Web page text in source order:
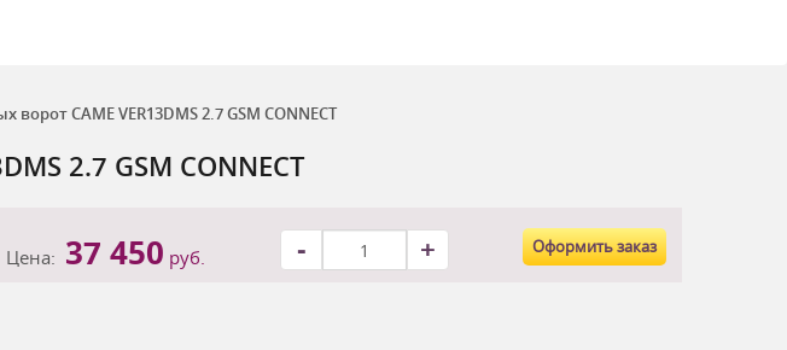
CAME VER13DMS 2.7 GSM CONNECT
2.7 GSM CONNECT
Цена: 37 450 руб. - + Оформить заказ